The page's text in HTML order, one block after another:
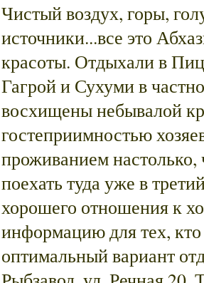
Чистый воздух, горы,
источники...все это
красоты. Отдыхали в
Гагрой и Сухуми в
восхищены небывалой
гостеприимностью
проживанием настолько,
поехать туда уже в
хорошего отношения к
информацию для тех,
оптимальный вариант